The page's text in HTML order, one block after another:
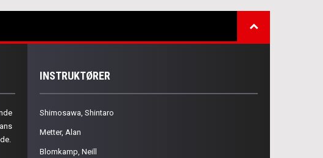
INSTRUKTØRER
Shimosawa, Shintaro
Metter, Alan
Blomkamp, Neill